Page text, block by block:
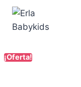
¡Oferta!